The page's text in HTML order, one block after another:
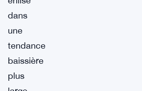
dans
une
tendance
baissière
plus